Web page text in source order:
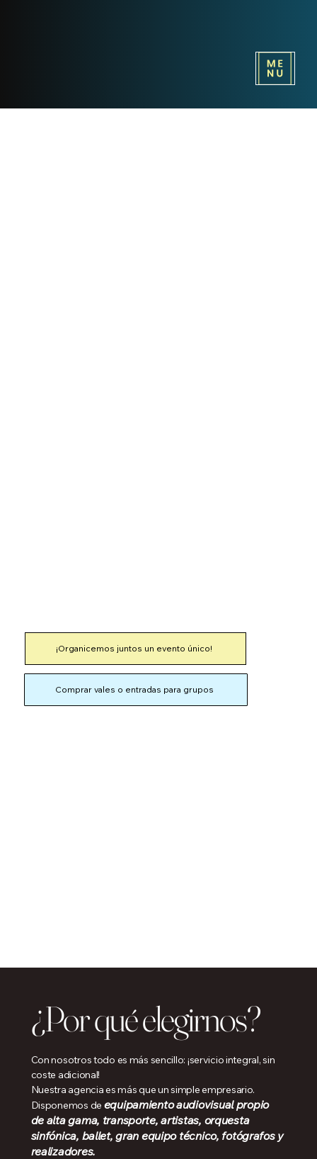
¡Organicemos juntos un evento único!
Comprar vales o entradas para grupos
¿Por qué elegirnos?
Con nosotros todo es más sencillo: ¡servicio integral, sin
coste adicional!
Nuestra agencia es más que un simple empresario.
Disponemos de equipamiento audiovisual propio
de alta gama, transporte, artistas, orquesta
sinfónica, ballet, gran equipo técnico, fotógrafos y
realizadores.